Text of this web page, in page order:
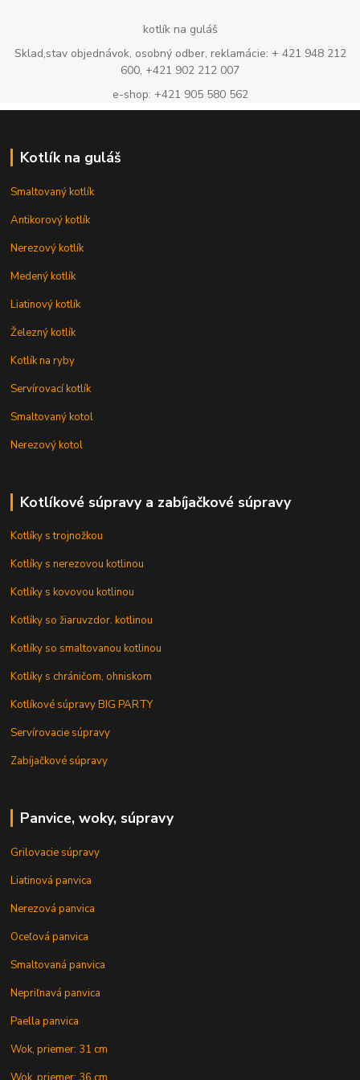
kotlík na guláš
Sklad,stav objednávok, osobný odber, reklamácie: + 421 948 212
600, +421 902 212 007
e-shop: +421 905 580 562
Kotlík na guláš
Smaltovaný kotlík
Antikorový kotlík
Nerezový kotlík
Medený kotlík
Liatinový kotlík
Železný kotlík
Kotlík na ryby
Servírovací kotlík
Smaltovaný kotol
Nerezový kotol
Kotlíkové súpravy a zabíjačkové súpravy
Kotlíky s trojnožkou
Kotlíky s nerezovou kotlinou
Kotlíky s kovovou kotlinou
Kotlíky so žiaruvzdor. kotlinou
Kotlíky so smaltovanou kotlinou
Kotlíky s chráničom, ohniskom
Kotlíkové súpravy BIG PARTY
Servírovacie súpravy
Zabíjačkové súpravy
Panvice, woky, súpravy
Grilovacie súpravy
Liatinová panvica
Nerezová panvica
Oceľová panvica
Smaltovaná panvica
Nepriľnavá panvica
Paella panvica
Wok, priemer: 31 cm